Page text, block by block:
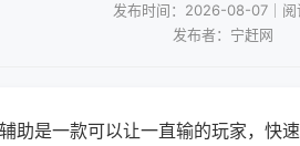
发布时间：2026-08-07｜阅
发布者：宁赶网
助是一款可以让一直输的玩家，快